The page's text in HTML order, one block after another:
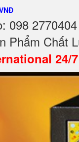
098 2770404
Phẩm Chất
24/